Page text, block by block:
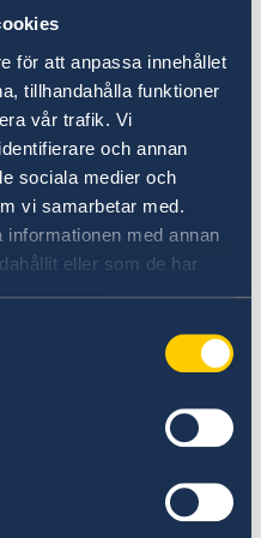
för att anpassa innehållet
tillhandahålla funktioner
vår trafik. Vi
och annan
sociala medier och
vi samarbetar med.
med annan
eller som de har
tjänster.
van onjuist
Ambassade in
u dat melden bij het
zaken in Zweden.
de Ambassade
Zweeds
andere